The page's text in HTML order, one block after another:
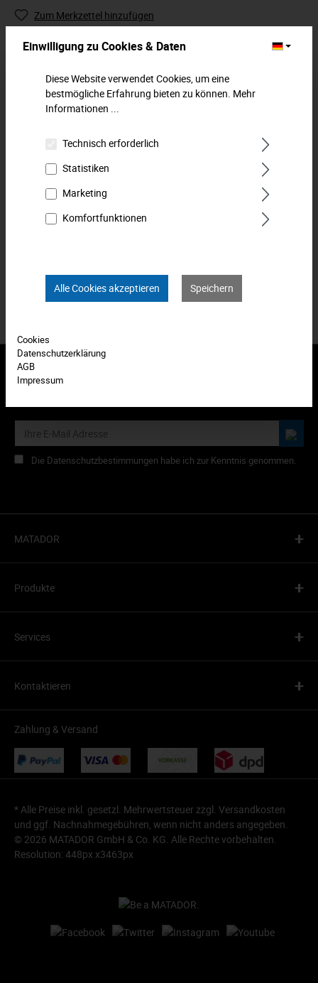
Zum Merkzettel hinzufügen
T-Griff-Winkelschraubendreher für
Innensechskantschrauben - besonders flexibel und effektiv
bei unterschiedlichen Platzverhä…
Downloads
Bewertungen
Abonnieren Sie den kostenlosen Newsletter und verpassen Sie
Die Datenschutzbestimmungen habe ich zur Kenntnis genommen.
MATADOR +
Produkte +
Services +
Kontaktieren +
Zahlung & Versand
* Alle Preise inkl. gesetzl. Mehrwertsteuer zzgl. Versandkosten
und ggf. Nachnahmegebühren, wenn nicht anders angegeben.
© 2026 MATADOR GmbH & Co. KG. Alle Rechte vorbehalten.
Resolution: 448px x3463px
Einwilligung zu Cookies & Daten
Diese Website verwendet Cookies, um eine
bestmögliche Erfahrung bieten zu können. Mehr
Informationen ...
Technisch erforderlich
Statistiken
Marketing
Komfortfunktionen
Alle Cookies akzeptieren Speichern
Cookies
Datenschutzerklärung
AGB
Impressum